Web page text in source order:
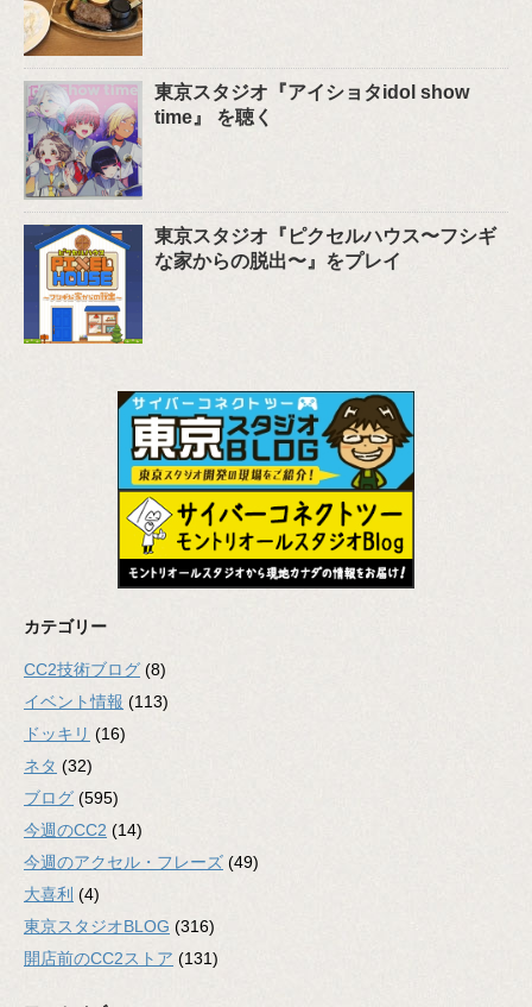
東京スタジオ『アイショタidol show
time』 を聴く
東京スタジオ『ピクセルハウス〜フシギ
な家からの脱出〜』をプレイ
カテゴリー
CC2技術ブログ (8)
イベント情報 (113)
ドッキリ (16)
ネタ (32)
ブログ (595)
今週のCC2 (14)
今週のアクセル・フレーズ (49)
大喜利 (4)
東京スタジオBLOG (316)
開店前のCC2ストア (131)